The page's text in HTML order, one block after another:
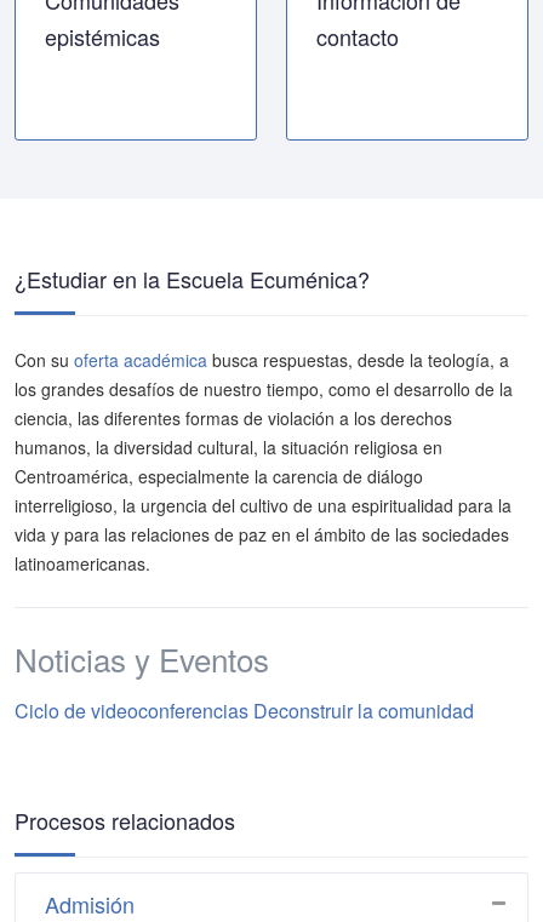
epistémicas
contacto
¿Estudiar en la Escuela Ecuménica?
Con su oferta académica busca respuestas, desde la teología, a
los grandes desafíos de nuestro tiempo, como el desarrollo de la
ciencia, las diferentes formas de violación a los derechos
humanos, la diversidad cultural, la situación religiosa en
Centroamérica, especialmente la carencia de diálogo
interreligioso, la urgencia del cultivo de una espiritualidad para la
vida y para las relaciones de paz en el ámbito de las sociedades
latinoamericanas.
Noticias y Eventos
Ciclo de videoconferencias Deconstruir la comunidad
Procesos relacionados
Admisión